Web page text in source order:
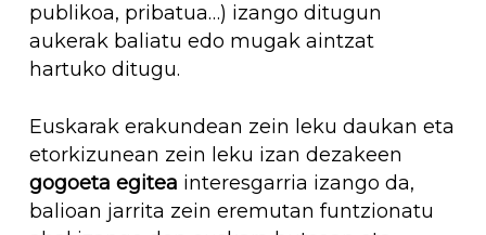
publikoa, pribatua…) izango ditugun
aukerak baliatu edo mugak aintzat
hartuko ditugu.
Euskarak erakundean zein leku daukan eta
etorkizunean zein leku izan dezakeen
gogoeta egitea interesgarria izango da,
balioan jarrita zein eremutan funtzionatu